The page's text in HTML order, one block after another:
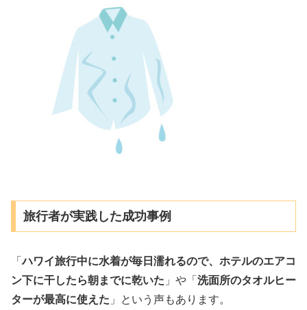
旅行者が実践した成功事例
「ハワイ旅行中に水着が毎日濡れるので、ホテルのエアコ
ン下に干したら朝までに乾いた 」や「 洗面所のタオルヒー
ターが最高に使えた 」という声もあります。